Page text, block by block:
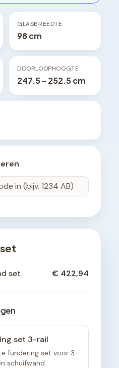
GLASBREEDTE
98 cm
DOORLOOPHOOGTE
247.5 - 252.5 cm
set € 422,94
set 3-rail
fundering set voor 3-
schuifwand